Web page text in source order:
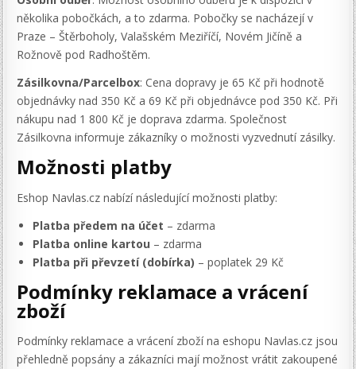
několika pobočkách, a to zdarma. Pobočky se nacházejí v
Praze – Štěrboholy, Valašském Meziříčí, Novém Jičíně a
Rožnově pod Radhoštěm.
Zásilkovna/Parcelbox: Cena dopravy je 65 Kč při hodnotě
objednávky nad 350 Kč a 69 Kč při objednávce pod 350 Kč. Při
nákupu nad 1 800 Kč je doprava zdarma. Společnost
Zásilkovna informuje zákazníky o možnosti vyzvednutí zásilky.
Možnosti platby
Eshop Navlas.cz nabízí následující možnosti platby:
Platba předem na účet – zdarma
Platba online kartou – zdarma
Platba při převzetí (dobírka) – poplatek 29 Kč
Podmínky reklamace a vrácení
zboží
Podmínky reklamace a vrácení zboží na eshopu Navlas.cz jsou
přehledně popsány a zákazníci mají možnost vrátit zakoupené